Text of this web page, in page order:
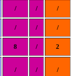
/ / /
/ / /
8 / 2
/ / /